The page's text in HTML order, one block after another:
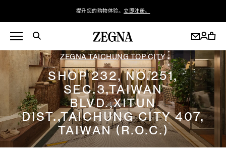
提升您的购物体验。 立即注册。
ZEGNA TAICHUNG TOP CITY
SHOP 232, NO.251,
SEC.3,TAIWAN
BLVD.,XITUN
DIST.,TAICHUNG CITY 407,
TAIWAN (R.O.C.)